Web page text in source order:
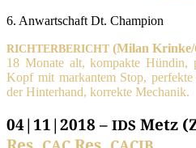
6. Anwart­schaft Dt. Champion
RICHTERBERICHT (Milan Krinke/
18 Mona­te alt, kom­pak­te Hün­din,
Kopf mit mar­kan­tem Stop,
der Hin­ter­hand, kor­rek­te Mechanik.
04|11|2018 – IDS Metz